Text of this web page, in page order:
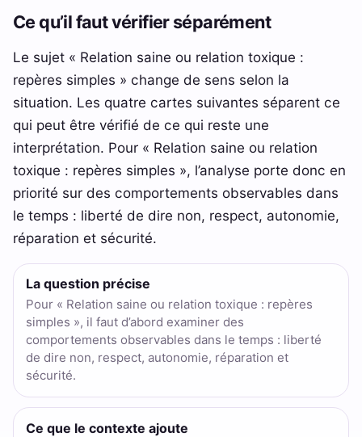
Ce qu’il faut vérifier séparément
Le sujet « Relation saine ou relation toxique :
repères simples » change de sens selon la
situation. Les quatre cartes suivantes séparent ce
qui peut être vérifié de ce qui reste une
interprétation. Pour « Relation saine ou relation
toxique : repères simples », l’analyse porte donc en
priorité sur des comportements observables dans
le temps : liberté de dire non, respect, autonomie,
réparation et sécurité.
La question précise
Pour « Relation saine ou relation toxique : repères
simples », il faut d’abord examiner des
comportements observables dans le temps : liberté
de dire non, respect, autonomie, réparation et
sécurité.
Ce que le contexte ajoute